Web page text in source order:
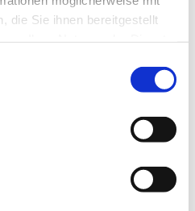
die Sie ihnen bereitgestellt